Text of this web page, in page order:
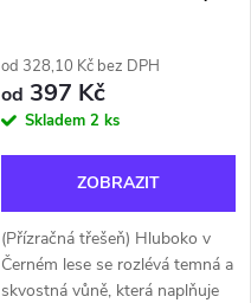
od 328,10 Kč bez DPH
od 397 Kč
Skladem 2 ks
ZOBRAZIT
(Přízračná třešeň) Hluboko v
Černém lese se rozlévá temná a
skvostná vůně, která naplňuje